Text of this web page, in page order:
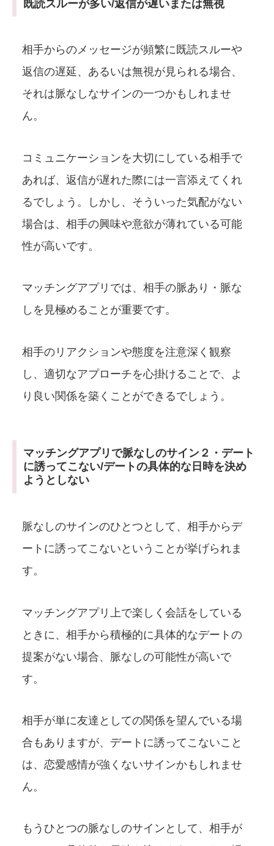
既読スルーが多い/返信が遅いまたは無視
相手からのメッセージが頻繁に既読スルーや
返信の遅延、あるいは無視が見られる場合、
それは脈なしなサインの一つかもしれませ
ん。
コミュニケーションを大切にしている相手で
あれば、返信が遅れた際には一言添えてくれ
るでしょう。しかし、そういった気配がない
場合は、相手の興味や意欲が薄れている可能
性が高いです。
マッチングアプリでは、相手の脈あり・脈な
しを見極めることが重要です。
相手のリアクションや態度を注意深く観察
し、適切なアプローチを心掛けることで、よ
り良い関係を築くことができるでしょう。
マッチングアプリで脈なしのサイン２・デート
に誘ってこない/デートの具体的な日時を決め
ようとしない
脈なしのサインのひとつとして、相手からデ
ートに誘ってこないということが挙げられま
す。
マッチングアプリ上で楽しく会話をしている
ときに、相手から積極的に具体的なデートの
提案がない場合、脈なしの可能性が高いで
す。
相手が単に友達としての関係を望んでいる場
合もありますが、デートに誘ってこないこと
は、恋愛感情が強くないサインかもしれませ
ん。
もうひとつの脈なしのサインとして、相手が